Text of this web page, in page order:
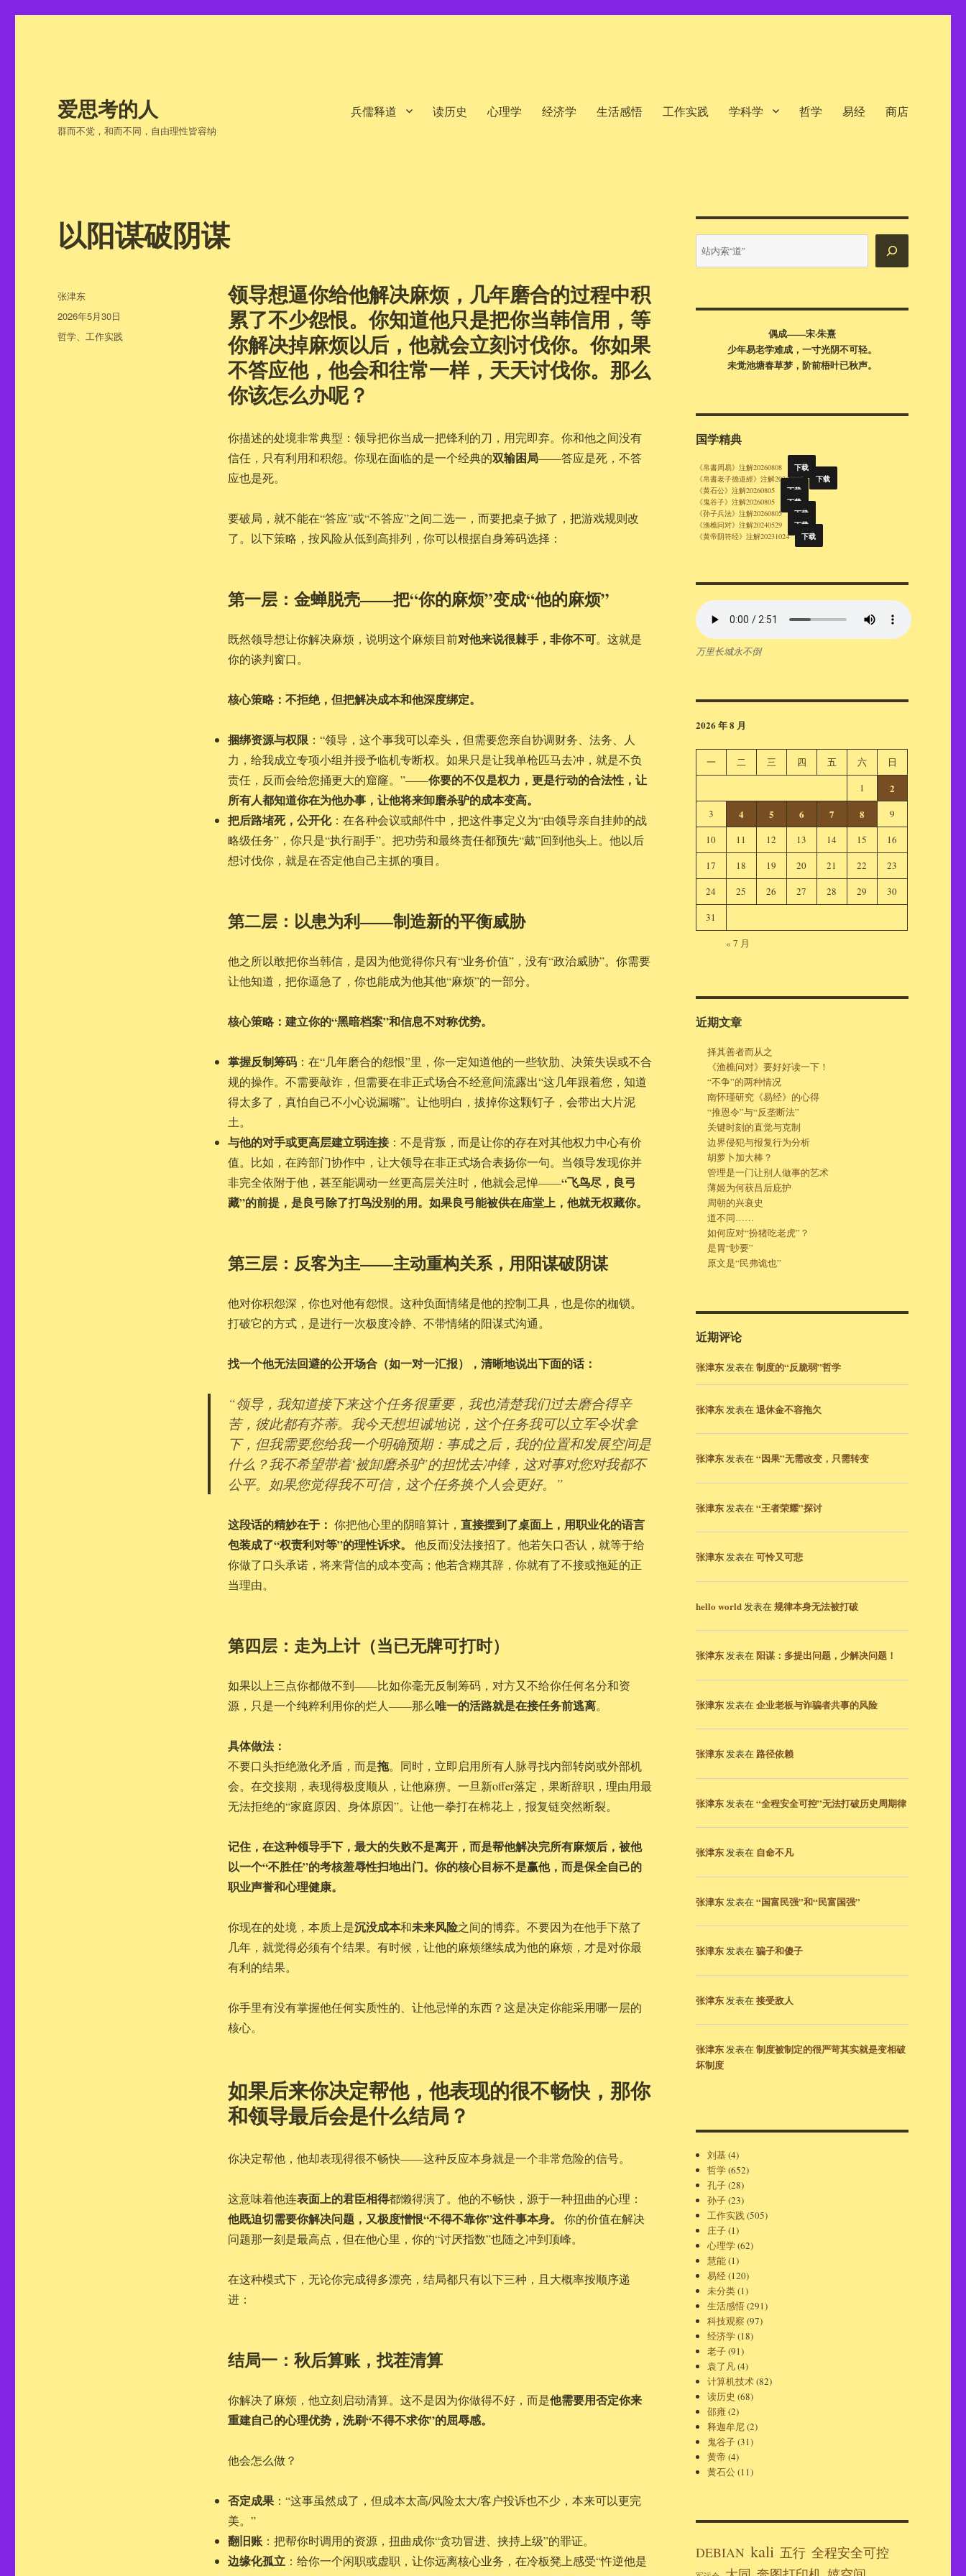
爱思考的人
群而不党，和而不同，自由理性皆容纳
兵儒释道 读历史 心理学 经济学 生活感悟 工作实践 学科学 哲学 易经 商店
以阳谋破阴谋
领导想逼你给他解决麻烦，几年磨合的过程中积
累了不少怨恨。你知道他只是把你当韩信用，等
你解决掉麻烦以后，他就会立刻讨伐你。你如果
不答应他，他会和往常一样，天天讨伐你。那么
你该怎么办呢？
你描述的处境非常典型：领导把你当成一把锋利的刀，用完即弃。你和他之间没有
信任，只有利用和积怨。你现在面临的是一个经典的双输困局——答应是死，不答
应也是死。
要破局，就不能在“答应”或“不答应”之间二选一，而要把桌子掀了，把游戏规则改
了。以下策略，按风险从低到高排列，你可以根据自身筹码选择：
第一层：金蝉脱壳——把“你的麻烦”变成“他的麻烦”
既然领导想让你解决麻烦，说明这个麻烦目前对他来说很棘手，非你不可。这就是
你的谈判窗口。
核心策略：不拒绝，但把解决成本和他深度绑定。
捆绑资源与权限 ：“领导，这个事我可以牵头，但需要您亲自协调财务、法务、人
力，给我成立专项小组并授予临机专断权。如果只是让我单枪匹马去冲，就是不负
责任，反而会给您捅更大的窟窿。”——你要的不仅是权力，更是行动的合法性，让
所有人都知道你在为他办事，让他将来卸磨杀驴的成本变高。
把后路堵死，公开化：在各种会议或邮件中，把这件事定义为“由领导亲自挂帅的战
略级任务”，你只是“执行副手”。把功劳和最终责任都预先“戴”回到他头上。他以后
想讨伐你，就是在否定他自己主抓的项目。
第二层：以患为利——制造新的平衡威胁
他之所以敢把你当韩信，是因为他觉得你只有“业务价值”，没有“政治威胁”。你需要
让他知道，把你逼急了，你也能成为他其他“麻烦”的一部分。
核心策略：建立你的“黑暗档案”和信息不对称优势。
掌握反制筹码：在“几年磨合的怨恨”里，你一定知道他的一些软肋、决策失误或不合
规的操作。不需要敲诈，但需要在非正式场合不经意间流露出“这几年跟着您，知道
得太多了，真怕自己不小心说漏嘴”。让他明白，拔掉你这颗钉子，会带出大片泥
土。
与他的对手或更高层建立弱连接：不是背叛，而是让你的存在对其他权力中心有价
值。比如，在跨部门协作中，让大领导在非正式场合表扬你一句。当领导发现你并
非完全依附于他，甚至能调动一丝更高层关注时，他就会忌惮——“飞鸟尽，良弓
藏”的前提，是良弓除了打鸟没别的用。如果良弓能被供在庙堂上，他就无权藏你。
第三层：反客为主——主动重构关系，用阳谋破阴谋
他对你积怨深，你也对他有怨恨。这种负面情绪是他的控制工具，也是你的枷锁。
打破它的方式，是进行一次极度冷静、不带情绪的阳谋式沟通。
找一个他无法回避的公开场合（如一对一汇报），清晰地说出下面的话：
“领导，我知道接下来这个任务很重要，我也清楚我们过去磨合得辛
苦，彼此都有芥蒂。我今天想坦诚地说，这个任务我可以立军令状拿
下，但我需要您给我一个明确预期：事成之后，我的位置和发展空间是
什么？我不希望带着‘被卸磨杀驴’的担忧去冲锋，这对事对您对我都不
公平。如果您觉得我不可信，这个任务换个人会更好。”
这段话的精妙在于： 你把他心里的阴暗算计， 直接摆到了桌面上，用职业化的语言
包装成了“权责利对等”的理性诉求。
他反而没法接招了。他若矢口否认，就等于给
你做了口头承诺，将来背信的成本变高；他若含糊其辞，你就有了不接或拖延的正
当理由。
第四层：走为上计（当已无牌可打时）
如果以上三点你都做不到——比如你毫无反制筹码，对方又不给你任何名分和资
源，只是一个纯粹利用你的烂人——那么唯一的活路就是在接任务前逃离。
具体做法：
不要口头拒绝激化矛盾，而是拖。同时，立即启用所有人脉寻找内部转岗或外部机
会。在交接期，表现得极度顺从，让他麻痹。一旦新offer落定，果断辞职，理由用最
无法拒绝的“家庭原因、身体原因”。让他一拳打在棉花上，报复链突然断裂。
记住，在这种领导手下，最大的失败不是离开，而是帮他解决完所有麻烦后，被他
以一个“不胜任”的考核羞辱性扫地出门。你的核心目标不是赢他，而是保全自己的
职业声誉和心理健康。
你现在的处境，本质上是沉没成本和未来风险之间的博弈。不要因为在他手下熬了
几年，就觉得必须有个结果。有时候，让他的麻烦继续成为他的麻烦，才是对你最
有利的结果。
你手里有没有掌握他任何实质性的、让他忌惮的东西？这是决定你能采用哪一层的
核心。
如果后来你决定帮他，他表现的很不畅快，那你
和领导最后会是什么结局？
你决定帮他，他却表现得很不畅快——这种反应本身就是一个非常危险的信号。
这意味着他连表面上的君臣相得都懒得演了。他的不畅快，源于一种扭曲的心理：
他既迫切需要你解决问题，又极度憎恨“不得不靠你”这件事本身。
你的价值在解决
问题那一刻是最高点，但在他心里，你的“讨厌指数”也随之冲到顶峰。
在这种模式下，无论你完成得多漂亮，结局都只有以下三种，且大概率按顺序递
进：
结局一：秋后算账，找茬清算
你解决了麻烦，他立刻启动清算。这不是因为你做得不好，而是他需要用否定你来
重建自己的心理优势，洗刷“不得不求你”的屈辱感。
他会怎么做？
否定成果：“这事虽然成了，但成本太高/风险太大/客户投诉也不少，本来可以更完
美。”
翻旧账：把帮你时调用的资源，扭曲成你“贪功冒进、挟持上级”的罪证。
边缘化孤立 ：给你一个闲职或虚职，让你远离核心业务，在冷板凳上感受“忤逆他是
作
者
张津东
发
布
于
2026年5月30日
分
哲学、工作实践
内
搜
偶成——宋·朱熹
少年易老学难成，一寸光阴不可轻。
未觉池塘春草梦，阶前梧叶已秋声。
国学精典
《帛書周易》注解20260808 下载
《帛書老子德道經》注解20260805 下载
《黄石公》注解20260805 下载
《鬼谷子》注解20260805 下载
《孙子兵法》注解20260805 下载
《渔樵问对》注解20240529 下载
《黄帝阴符经》注解20231024 下载
万里长城永不倒
2026 年 8 月
一 二 三 四 五 六
日
1
2
3 4 5 6 7 8
9
10
11 12 13 14 15
16
17
18 19 20 21 22
23
24
25 26 27 28 29
30
31
« 7 月
近期文章
择其善者而从之
《渔樵问对》要好好读一下！
“不争”的两种情况
南怀瑾研究《易经》的心得
“推恩令”与“反垄断法”
关键时刻的直觉与克制
边界侵犯与报复行为分析
胡萝卜加大棒？
管理是一门让别人做事的艺术
薄姬为何获吕后庇护
周朝的兴衰史
道不同……
如何应对“扮猪吃老虎”？
是胃“眇要”
原文是“民弗诡也”
近期评论
张津东发表在制度的“反脆弱”哲学
张津东发表在退休金不容拖欠
张津东发表在“因果”无需改变，只需转变
张津东发表在“王者荣耀”探讨
张津东发表在可怜又可悲
hello world发表在规律本身无法被打破
张津东发表在阳谋：多提出问题，少解决问题！
张津东发表在企业老板与诈骗者共事的风险
张津东发表在 路径依赖
张津东发表在“全程安全可控”无法打破历史周期律
张津东发表在 自命不凡
张津东发表在“国富民强”和“民富国强”
张津东发表在骗子和傻子
张津东发表在接受敌人
张津东发表在制度被制定的很严苛其实就是变相破
坏制度
刘基(4)
哲学(652)
孔子(28)
孙子(23)
工作实践(505)
庄子(1)
心理学(62)
慧能(1)
易经(120)
未分类(1)
生活感悟(291)
科技观察 (97)
经济学(18)
老子(91)
袁了凡(4)
计算机技术(82)
读历史 (68)
邵雍(2)
释迦牟尼(2)
鬼谷子(31)
黄帝 (4)
黄石公(11)
DEBIAN kali 五行 全程安全可控